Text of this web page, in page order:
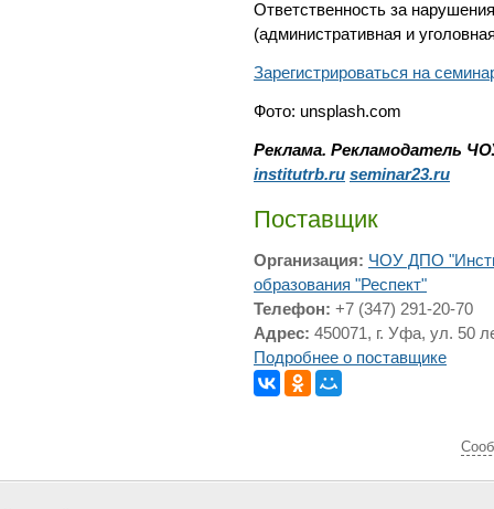
Ответственность за
(административная и
Зарегистрироваться на
Фото: unsplash.com
Реклама. Рекламодатель
institutrb.ru seminar23.ru
Поставщик
Организация: ЧОУ ДПО
образования "Респект"
Телефон: +7 (347) 291-20-70
Адрес: 450071, г. Уфа, ул. 50
Подробнее о поставщике